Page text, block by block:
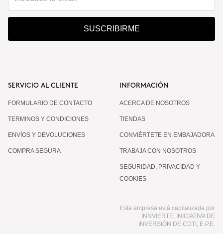
SUSCRIBIRME
SERVICIO AL CLIENTE
FORMULARIO DE CONTACTO
TERMINOS Y CONDICIONES
ENVÍOS Y DEVOLUCIONES
COMPRA SEGURA
INFORMACIÓN
ACERCA DE NOSOTROS
TIENDAS
CONVIÉRTETE EN EMBAJADORA
TRABAJA CON NOSOTROS
SEGURIDAD, PRIVACIDAD Y
COOKIES
Esta empresa está capitalizada por
INNVIERTE, INICIATIVA DE
INVERSIÓN DE CDTI, E.P.E.